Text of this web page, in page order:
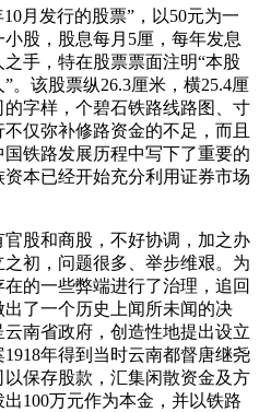
10月发行的股票”，以50元为一
股，股息每月5厘，每年发息
手，特在股票票面注明“本股
。该股票纵26.3厘米，横25.4厘
字样，个碧石铁路线路图、寸
仅弥补修路资金的不足，而且
铁路发展历程中写下了重要的
本已经开始充分利用证券市场
股和商股，不好协调，加之办
初，问题很多、举步维艰。为
的一些弊端进行了治理，追回
了一个历史上闻所未闻的决
南省政府，创造性地提出设立
年得到当时云南都督唐继尧
保存股款，汇集闲散资金及方
100万元作为本金，并以铁路